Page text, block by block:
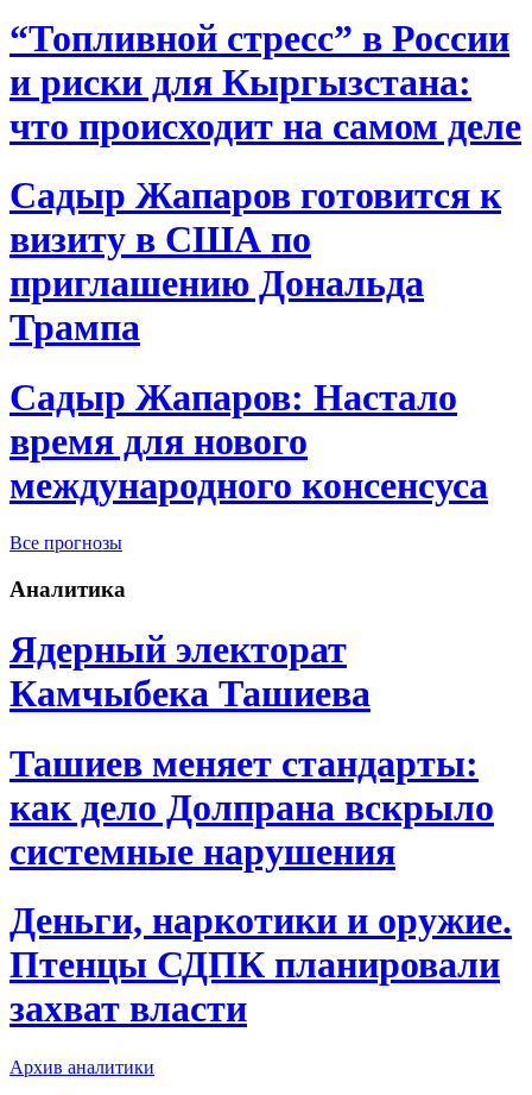
“Топливной стресс” в России
и риски для Кыргызстана:
что происходит на самом деле
Садыр Жапаров готовится к
визиту в США по
приглашению Дональда
Трампа
Садыр Жапаров: Настало
время для нового
международного консенсуса
Все прогнозы
Аналитика
Ядерный электорат
Камчыбека Ташиева
Ташиев меняет стандарты:
как дело Долпрана вскрыло
системные нарушения
Деньги, наркотики и оружие.
Птенцы СДПК планировали
захват власти
Архив аналитики